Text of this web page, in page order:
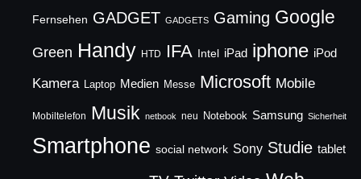
Fernsehen GADGET GADGETS Gaming Google
Green Handy HTD IFA Intel iPad iphone iPod
Kamera Laptop Medien Messe Microsoft Mobile
Mobiltelefon Musik netbook neu Notebook Samsung Sicherheit
Smartphone social network Sony Studie tablet